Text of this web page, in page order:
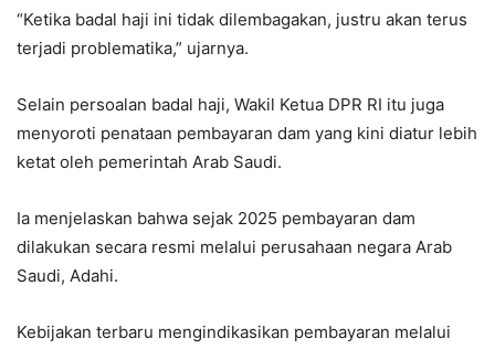
“Ketika badal haji ini tidak dilembagakan, justru akan terus
terjadi problematika,” ujarnya.
Selain persoalan badal haji, Wakil Ketua DPR RI itu juga
menyoroti penataan pembayaran dam yang kini diatur lebih
ketat oleh pemerintah Arab Saudi.
Ia menjelaskan bahwa sejak 2025 pembayaran dam
dilakukan secara resmi melalui perusahaan negara Arab
Saudi, Adahi.
Kebijakan terbaru mengindikasikan pembayaran melalui